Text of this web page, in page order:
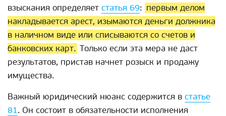
взыскания определяет статья 69: первым делом
накладывается арест, изымаются деньги должника
в наличном виде или списываются со счетов и
банковских карт. Только если эта мера не даст
результатов, пристав начнет розыск и продажу
имущества.
Важный юридический нюанс содержится в статье
81. Он состоит в обязательности исполнения